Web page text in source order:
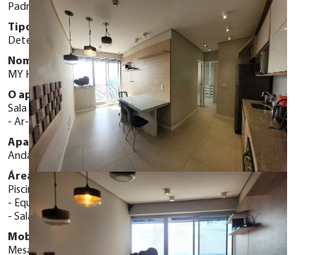
Padrão
Tipo de Vaga:
Determinadas
Nome do condomínio:
MY HELBOR
O apartamento possui:
Sala de Estar
Varanda Aquecedor central elétrico
Ar-Condicionado
Portaria 24 horas
Apartamento Localizado em:
Andar Alto
Área de Lazer:
Piscina coberta Piscina aquecida Salão de Festas
Equipamentos de Salão de Festas Lavanderia
Sala de ginástica
Acesso a deficientes
Mobiliado com:
Mesa de jantar